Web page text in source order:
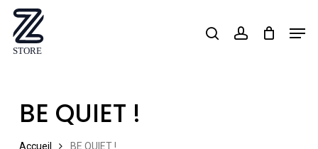
Skip
main
searchaccount
BE QUIET !
Accueil BE QUIET !
Close